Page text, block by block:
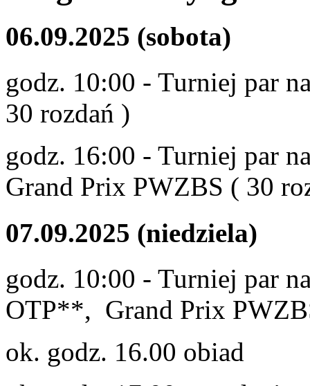
06.09.2025 (sobota)
godz. 10:00 - Turniej par
30 rozdań )
godz. 16:00 - Turniej par
Grand Prix PWZBS (
07.09.2025 (niedziela)
godz. 10:00 - Turniej par
OTP**, Grand Prix
ok. godz. 16.00 obiad